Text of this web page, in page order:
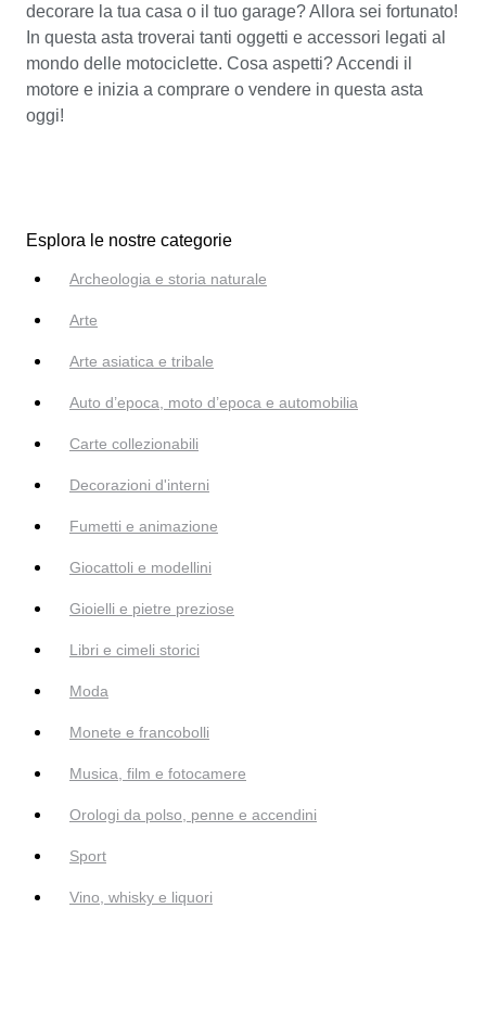
decorare la tua casa o il tuo garage? Allora sei fortunato!
In questa asta troverai tanti oggetti e accessori legati al
mondo delle motociclette. Cosa aspetti? Accendi il
motore e inizia a comprare o vendere in questa asta
oggi!
Esplora le nostre categorie
Archeologia e storia naturale
Arte
Arte asiatica e tribale
Auto d’epoca, moto d’epoca e automobilia
Carte collezionabili
Decorazioni d'interni
Fumetti e animazione
Giocattoli e modellini
Gioielli e pietre preziose
Libri e cimeli storici
Moda
Monete e francobolli
Musica, film e fotocamere
Orologi da polso, penne e accendini
Sport
Vino, whisky e liquori